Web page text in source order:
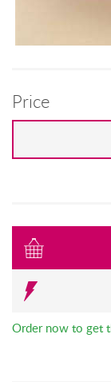
Price
Order now to get